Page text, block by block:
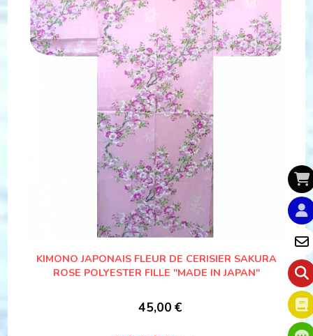
KIMONO JAPONAIS FLEUR DE CERISIER SAKURA
ROSE POLYESTER FILLE "MADE IN JAPAN"
45,00 €